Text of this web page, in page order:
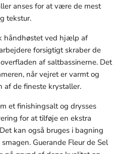
anses for at være de mest
tekstur.
håndhøstet ved hjælp af
forsigtigt skraber de
af saltbassinerne. Det
når vejret er varmt og
af de fineste krystaller.
et finishingsalt og drysses
for at tilføje en ekstra
kan også bruges i bagning
Guerande Fleur de Sel